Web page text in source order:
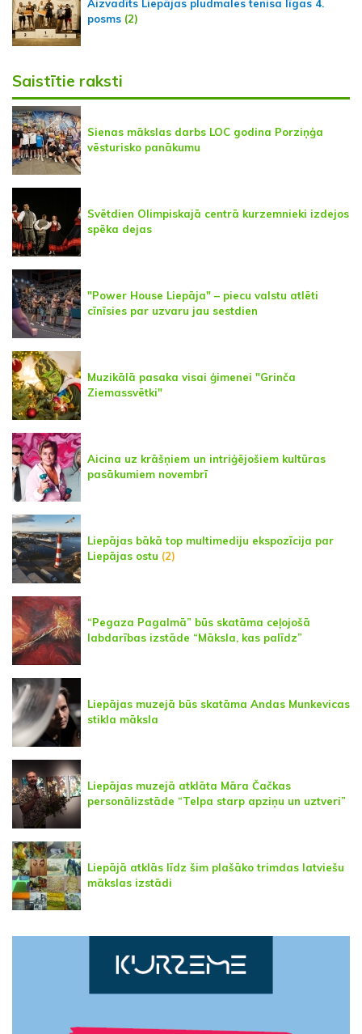
Aizvadīts Liepājas pludmales tenisa līgas 4.
posms (2)
Saistītie raksti
Sienas mākslas darbs LOC godina Porziņģa
vēsturisko panākumu
Svētdien Olimpiskajā centrā kurzemnieki izdejos
spēka dejas
"Power House Liepāja" – piecu valstu atlēti
cīnīsies par uzvaru jau sestdien
Muzikālā pasaka visai ģimenei "Grinča
Ziemassvētki"
Aicina uz krāšņiem un intriģējošiem kultūras
pasākumiem novembrī
Liepājas bākā top multimediju ekspozīcija par
Liepājas ostu (2)
“Pegaza Pagalmā” būs skatāma ceļojošā
labdarības izstāde “Māksla, kas palīdz”
Liepājas muzejā būs skatāma Andas Munkevicas
stikla māksla
Liepājas muzejā atklāta Māra Čačkas
personālizstāde “Telpa starp apziņu un uztveri”
Liepājā atklās līdz šim plašāko trimdas latviešu
mākslas izstādi